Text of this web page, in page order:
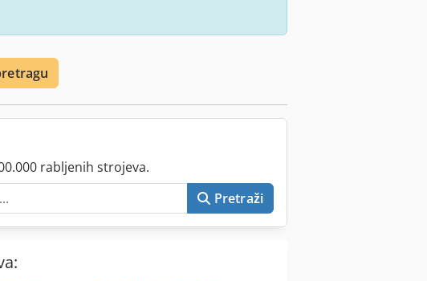
rabljenih strojeva.
Pretraži